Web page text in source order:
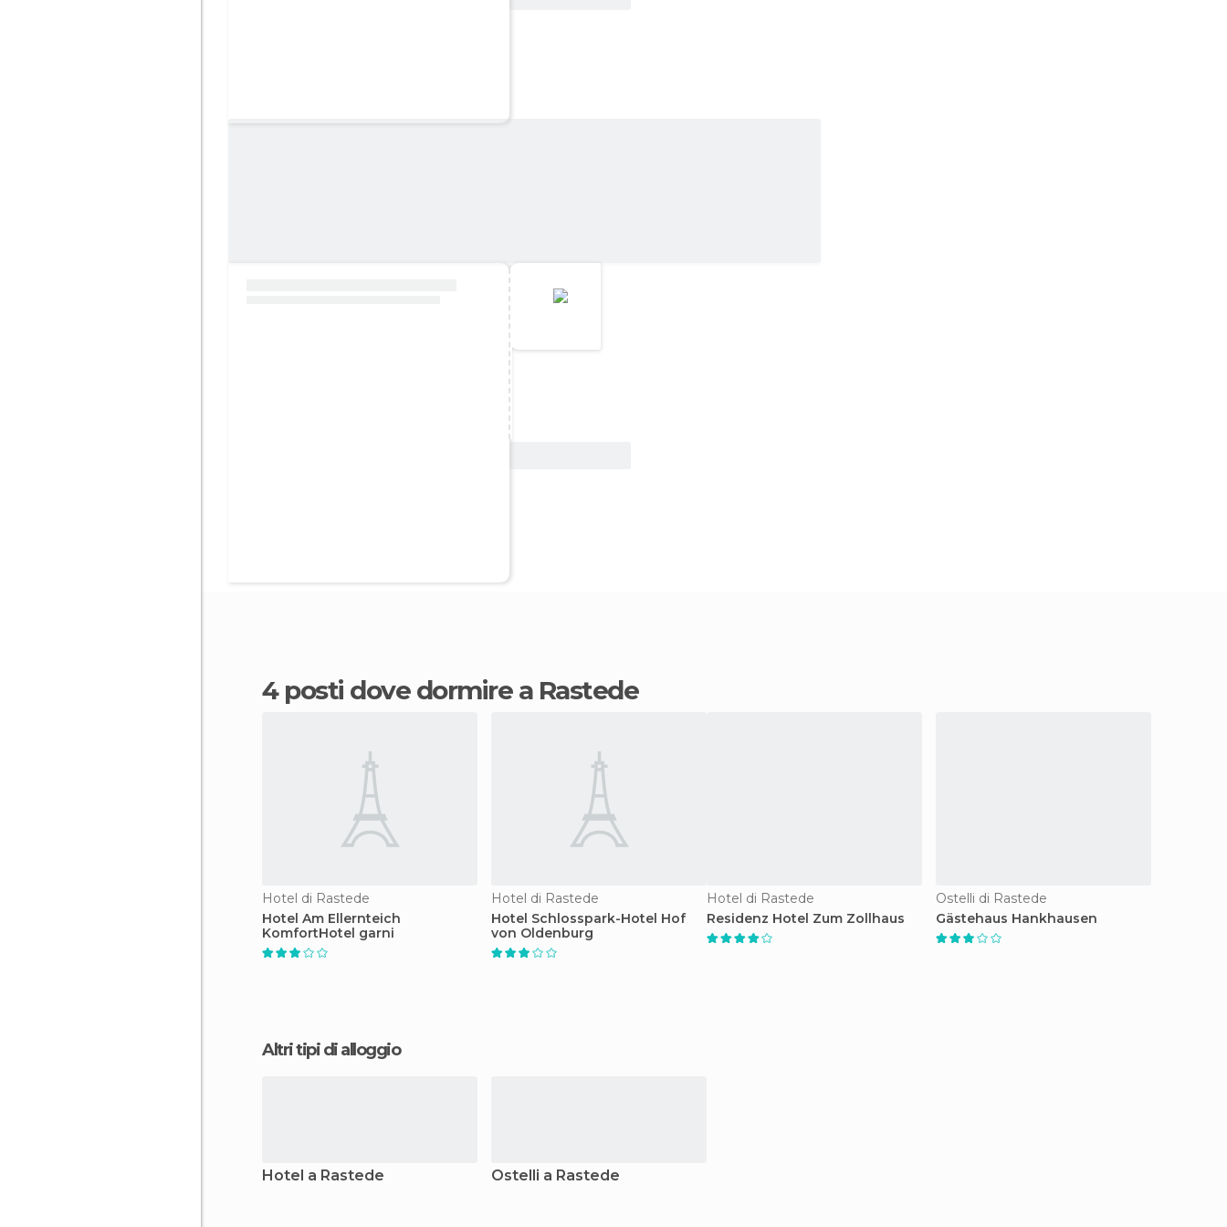
4 posti dove dormire a Rastede
Hotel di Rastede
Hotel Am Ellernteich
KomfortHotel garni
Hotel di Rastede
Hotel Schlosspark-Hotel Hof
von Oldenburg
Hotel di Rastede
Residenz Hotel Zum Zollhaus
Ostelli di Rastede
Gästehaus Hankhausen
Altri tipi di alloggio
Hotel a Rastede Ostelli a Rastede